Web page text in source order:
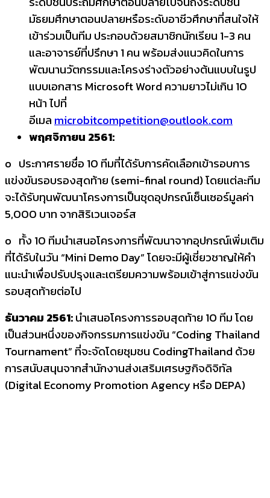
มัธยมศึกษาตอนปลายหรือระดับอาชีวศึกษาที่สนใจให้
เข้าร่วมเป็นทีม ประกอบด้วยสมาชิกนักเรียน 1-3 คน
และอาจารย์ที่ปรึกษา 1 คน พร้อมส่งแนวคิดในการ
พัฒนานวัตกรรมและโครงร่างตัวอย่างต้นแบบในรูป
แบบเอกสาร Microsoft Word ความยาวไม่เกิน 10
หน้า ไปที่
อีเมล microbitcompetition@outlook.com
พฤศจิกายน 2561:
o ประกาศรายชื่อ 10 ทีมที่ได้รับการคัดเลือกเข้ารอบการ
แข่งขันรอบรองสุดท้าย (semi-final round) โดยแต่ละทีม
จะได้รับทุนพัฒนาโครงการเป็นชุดอุปกรณ์เซ็นเซอร์มูลค่า
5,000 บาท จากสิริเวนเจอร์ส
o ทั้ง 10 ทีมนำเสนอโครงการที่พัฒนาจากอุปกรณ์เพิ่มเติม
ที่ได้รับในวัน “Mini Demo Day” โดยจะมีผู้เชี่ยวชาญให้คำ
แนะนำเพื่อปรับปรุงและเตรียมความพร้อมเข้าสู่การแข่งขัน
รอบสุดท้ายต่อไป
ธันวาคม 2561:นำเสนอโครงการรอบสุดท้าย 10 ทีม โดย
เป็นส่วนหนึ่งของกิจกรรมการแข่งขัน “Coding Thailand
Tournament” ที่จะจัดโดยชุมชน CodingThailand ด้วย
การสนับสนุนจากสำนักงานส่งเสริมเศรษฐกิจดิจิทัล
(Digital Economy Promotion Agency หรือ DEPA)